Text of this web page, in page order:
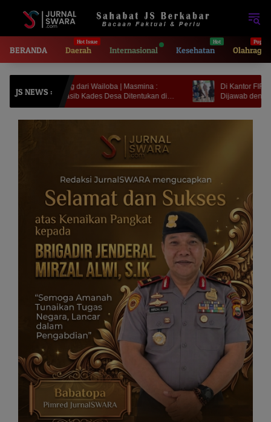
BERANDA Daerah Internasional Kesehatan Olahraga
JS NEWS :
dari Wailoba | Masmina :
Nasib Kades Desa Ditentukan di
Di Kantor FIF Tangerang | Kerja
Dijawab dengan Intimidasi dan